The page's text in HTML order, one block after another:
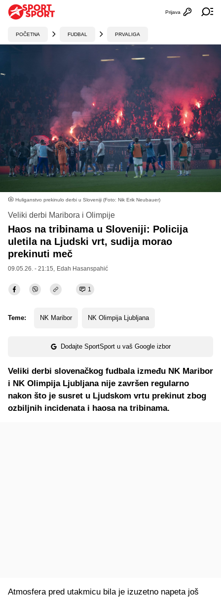
Otvori
Prijava
POČETNA FUDBAL PRVALIGA
Huliganstvo prekinulo derbi u Sloveniji (Foto: Nik Erik Neubauer)
Veliki derbi Maribora i Olimpije
Haos na tribinama u Sloveniji: Policija
uletila na Ljudski vrt, sudija morao
prekinuti meč
09.05.26. - 21:15, Edah Hasanspahić
1
Teme: NK Maribor NK Olimpija Ljubljana
Dodajte SportSport u vaš Google izbor
Veliki derbi slovenačkog fudbala između NK Maribor
i NK Olimpija Ljubljana nije završen regularno
nakon što je susret u Ljudskom vrtu prekinut zbog
ozbiljnih incidenata i haosa na tribinama.
Atmosfera pred utakmicu bila je izuzetno napeta još